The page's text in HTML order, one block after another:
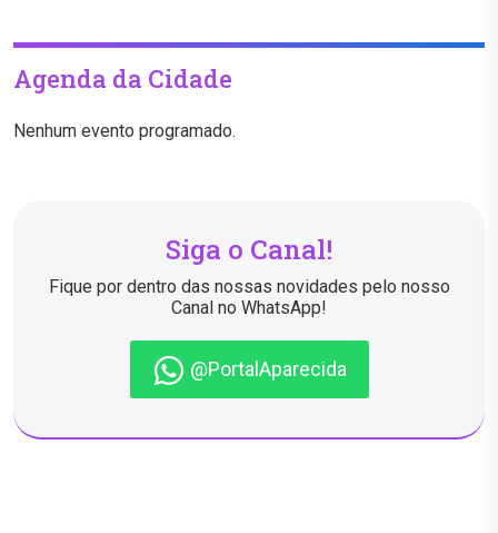
Agenda da Cidade
Nenhum evento programado.
Siga o Canal!
Fique por dentro das nossas novidades pelo nosso
Canal no WhatsApp!
@PortalAparecida